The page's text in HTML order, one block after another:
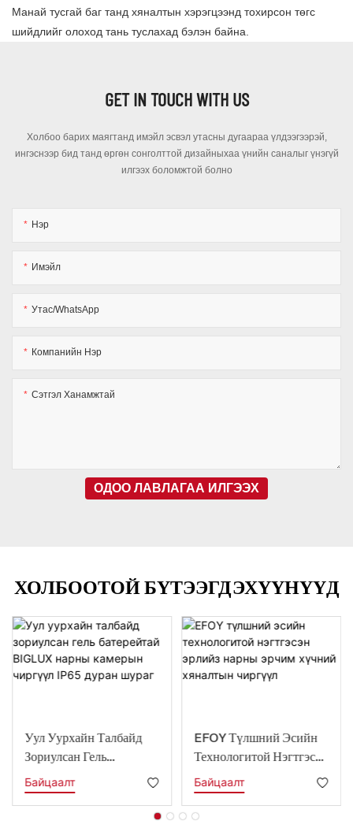
Манай тусгай баг танд хяналтын хэрэгцээнд тохирсон төгс
шийдлийг олоход тань туслахад бэлэн байна.
GET IN TOUCH WITH US
Холбоо барих маягтанд имэйл эсвэл утасны дугаараа үлдээгээрэй,
ингэснээр бид танд өргөн сонголттой дизайныхаа үнийн саналыг үнэгүй
илгээх боломжтой болно
Нэр
Имэйл
Утас/WhatsApp
Компанийн Нэр
Сэтгэл Ханамжтай
ОДОО ЛАВЛАГАА ИЛГЭЭХ
ХОЛБООТОЙ БҮТЭЭГДЭХҮҮНҮҮД
Уул Уурхайн Талбайд
Зориулсан Гель
Батерейтай BIGLUX
Нарны Камерын
Байцаалт
EFOY Түлшний Эсийн
Технологитой Нэгтгэсэн
Эрлийз Нарны Эрчим
Хүчний Хяналтын
Чиргүүл
Байцаалт